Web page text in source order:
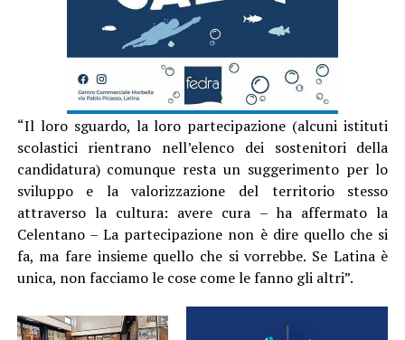
“Il loro sguardo, la loro partecipazione (alcuni istituti
scolastici rientrano nell’elenco dei sostenitori della
candidatura) comunque resta un suggerimento per lo
sviluppo e la valorizzazione del territorio stesso
attraverso la cultura: avere cura – ha affermato la
Celentano – La partecipazione non è dire quello che si
fa, ma fare insieme quello che si vorrebbe. Se Latina è
unica, non facciamo le cose come le fanno gli altri”.